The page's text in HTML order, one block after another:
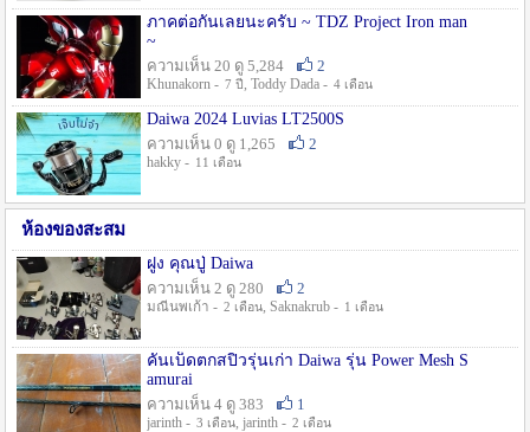
ภาคต่อกันเลยนะครับ ~ TDZ Project Iron man
~
ความเห็น 20 ดู 5,284
2
Khunakorn - 7 ปี , Toddy Dada - 4 เดือน
Daiwa 2024 Luvias LT2500S
ความเห็น 0 ดู 1,265
2
hakky - 11 เดือน
ห้องของสะสม
ฝูง คุณปู่ Daiwa
ความเห็น 2 ดู 280
2
มณีนพเก้า - 2 เดือน, Saknakrub - 1 เดือน
คันเบ็ดตกสปิ๋วรุ่นเก่า Daiwa รุ่น Power Mesh S
amurai
ความเห็น 4 ดู 383
1
jarinth - 3 เดือน, jarinth - 2 เดือน